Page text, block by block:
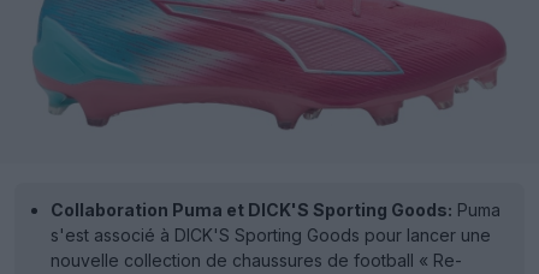
Collaboration Puma et DICK'S Sporting Goods: Puma
s'est associé à DICK'S Sporting Goods pour lancer une
nouvelle collection de chaussures de football « Re-